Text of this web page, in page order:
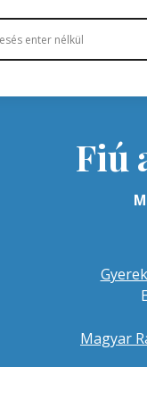
Fiú
Magyar